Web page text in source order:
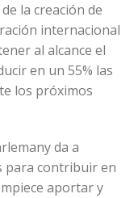
la creación de
internacional
al alcance el
en un 55% las
los próximos
da a
para contribuir en
aportar y